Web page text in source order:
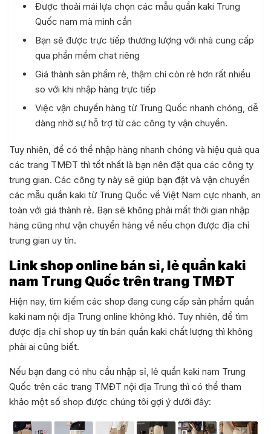
Được thoải mái lựa chọn các mẫu quần kaki Trung
Quốc nam mà mình cần
Bạn sẽ được trực tiếp thương lượng với nhà cung cấp
qua phần mềm chat riêng
Giá thành sản phẩm rẻ, thậm chí còn rẻ hơn rất nhiều
so với khi nhập hàng trực tiếp
Việc vận chuyển hàng từ Trung Quốc nhanh chóng, dễ
dàng nhờ sự hỗ trợ từ các công ty vận chuyển.
Tuy nhiên, để có thể nhập hàng nhanh chóng và hiệu quả qua
các trang TMĐT thì tốt nhất là bạn nên đặt qua các công ty
trung gian. Các công ty này sẽ giúp bạn đặt và vận chuyển
các mẫu quần kaki từ Trung Quốc về Việt Nam cực nhanh, an
toàn với giá thành rẻ. Bạn sẽ không phải mất thời gian nhập
hàng cũng như vận chuyển hàng về nếu chọn được địa chỉ
trung gian uy tín.
Link shop online bán sỉ, lẻ quần kaki
nam Trung Quốc trên trang TMĐT
Hiện nay, tìm kiếm các shop đang cung cấp sản phẩm quần
kaki nam nội địa Trung online không khó. Tuy nhiên, để tìm
được địa chỉ shop uy tín bán quần kaki chất lượng thì không
phải ai cũng biết.
Nếu bạn đang có nhu cầu nhập sỉ, lẻ quần kaki nam Trung
Quốc trên các trang TMĐT nội địa Trung thì có thể tham
khảo một số shop được chúng tôi gợi ý dưới đây: